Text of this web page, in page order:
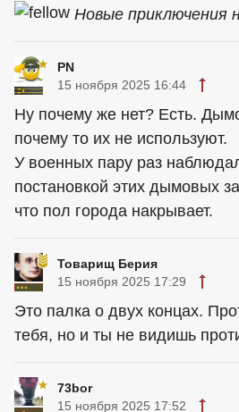
Новые приключения
PN
15 ноября 2025 16:44
Ну почему же нет? Есть.
почему то их не используют.
У военных пару раз
постановкой этих дымовых
что пол города накрывает.
Товарищ Берия
15 ноября 2025 17:29
Это палка о двух концах.
тебя, но и ты не видишь
73bor
15 ноября 2025 17:52